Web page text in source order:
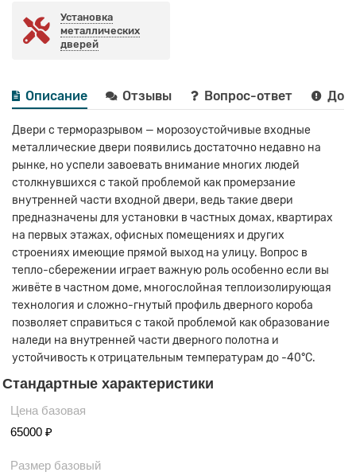
Установка
металлических
дверей
Описание Отзывы Вопрос-ответ
Двери с терморазрывом — морозоустойчивые входные
металлические двери появились достаточно недавно на
рынке, но успели завоевать внимание многих людей
столкнувшихся с такой проблемой как промерзание
внутренней части входной двери, ведь такие двери
предназначены для установки в частных домах, квартирах
на первых этажах, офисных помещениях и других
строениях имеющие прямой выход на улицу. Вопрос в
тепло-сбережении играет важную роль особенно если вы
живёте в частном доме, многослойная теплоизолирующая
технология и сложно-гнутый профиль дверного короба
позволяет справиться с такой проблемой как образование
наледи на внутренней части дверного полотна и
устойчивость к отрицательным температурам до -40°С.
Стандартные характеристики
Цена базовая
65000 ₽
Размер базовый